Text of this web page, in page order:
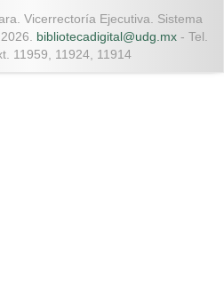
Vicerrectoría Ejecutiva. Sistema
bibliotecadigital@udg.mx - Tel.
11959, 11924, 11914